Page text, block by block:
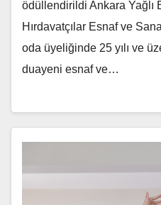
ödüllendirildi Ankara Yağlı
Hırdavatçılar Esnaf ve
oda üyeliğinde 25 yılı ve
duayeni esnaf ve…